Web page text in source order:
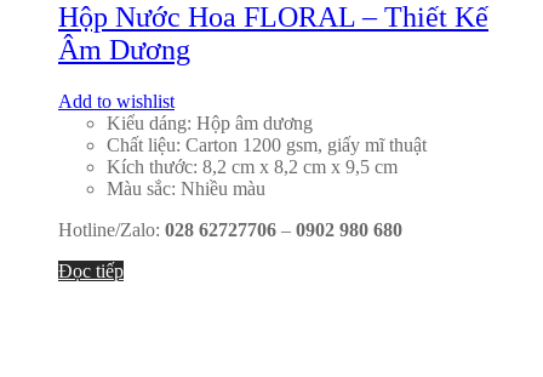
Hộp Nước Hoa FLORAL – Thiết Kế
Âm Dương
Add to wishlist
Kiểu dáng: Hộp âm dương
Chất liệu: Carton 1200 gsm, giấy mĩ thuật
Kích thước: 8,2 cm x 8,2 cm x 9,5 cm
Màu sắc: Nhiều màu
Hotline/Zalo: 028 62727706 – 0902 980 680
Đọc tiếp